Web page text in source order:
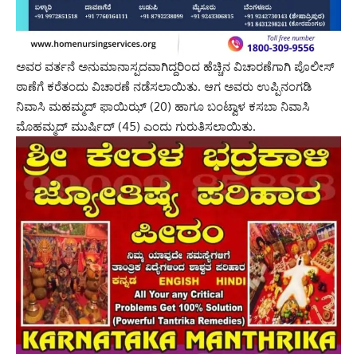
ಅವರ ವರ್ತನೆ ಅನುಮಾನಾಸ್ಪದವಾಗಿದ್ದರಿಂದ ಹೆಚ್ಚಿನ ವಿಚಾರಣೆಗಾಗಿ ಪೊಲೀಸ್‌
ಠಾಣೆಗೆ ಕರೆತಂದು ವಿಚಾರಣೆ ನಡೆಸಲಾಯಿತು. ಆಗ ಅವರು ಉಪ್ಪಿನಂಗಡಿ
ನಿವಾಸಿ ಮಹಮ್ಮದ್ ಫಾಯಿಝ್ (20) ಹಾಗೂ ಬಂಟ್ವಾಳ ಕಸಬಾ ನಿವಾಸಿ
ಮೊಹಮ್ಮದ್ ಮುರ್ಷಿದ್ (45) ಎಂದು ಗುರುತಿಸಲಾಯಿತು.